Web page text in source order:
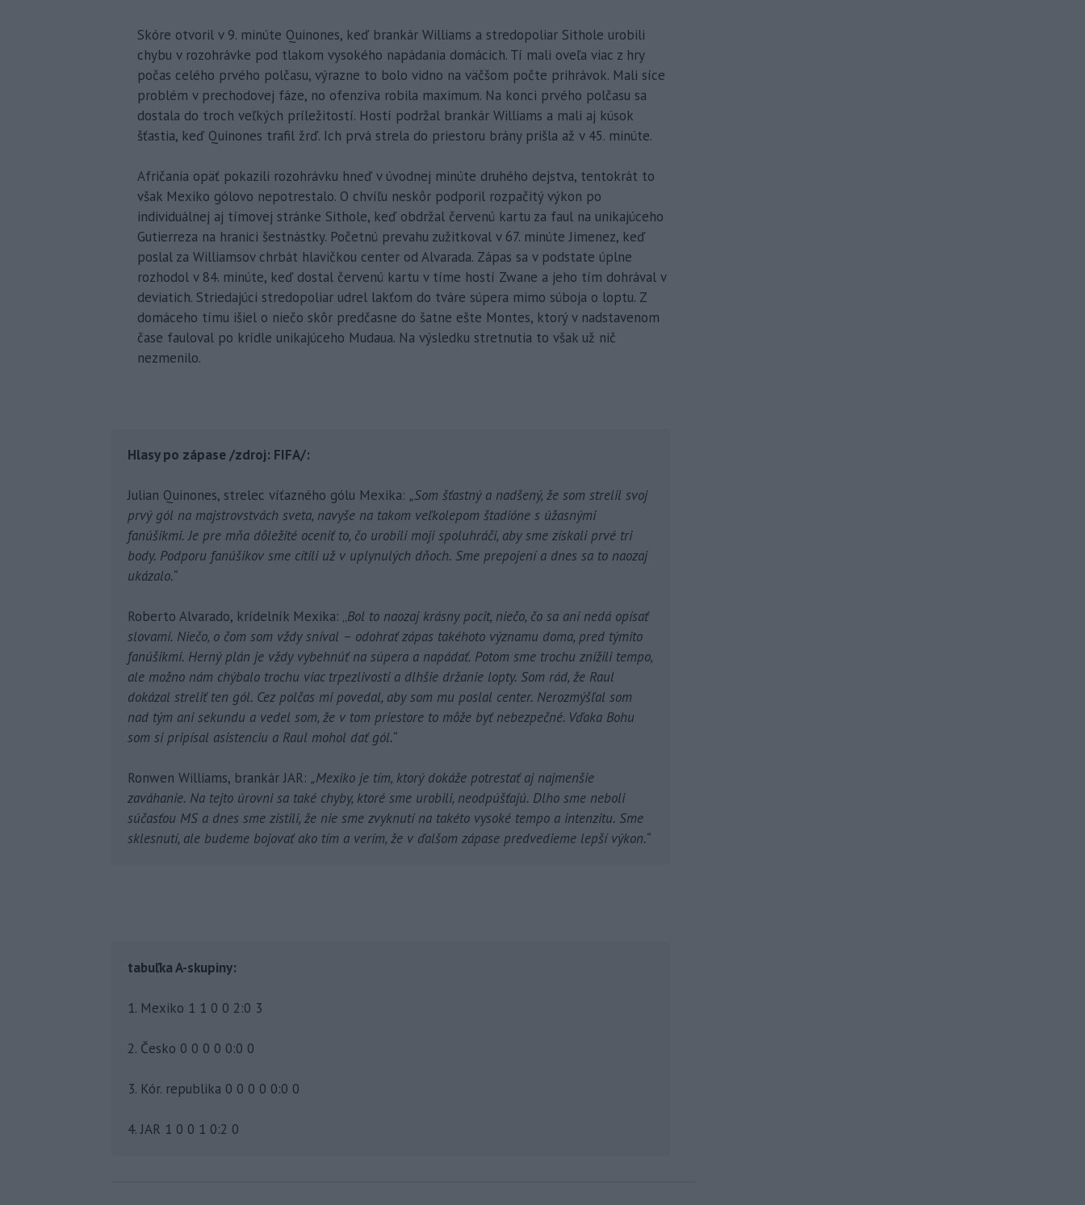
Skóre otvoril v 9. minúte Quinones, keď brankár Williams a stredopoliar Sithole urobili
chybu v rozohrávke pod tlakom vysokého napádania domácich. Tí mali oveľa viac z hry
počas celého prvého polčasu, výrazne to bolo vidno na väčšom počte prihrávok. Mali síce
problém v prechodovej fáze, no ofenzíva robila maximum. Na konci prvého polčasu sa
dostala do troch veľkých príležitostí. Hostí podržal brankár Williams a mali aj kúsok
šťastia, keď Quinones trafil žrď. Ich prvá strela do priestoru brány prišla až v 45. minúte.
Afričania opäť pokazili rozohrávku hneď v úvodnej minúte druhého dejstva, tentokrát to
však Mexiko gólovo nepotrestalo. O chvíľu neskôr podporil rozpačitý výkon po
individuálnej aj tímovej stránke Sithole, keď obdržal červenú kartu za faul na unikajúceho
Gutierreza na hranici šestnástky. Početnú prevahu zužitkoval v 67. minúte Jimenez, keď
poslal za Williamsov chrbát hlavičkou center od Alvarada. Zápas sa v podstate úplne
rozhodol v 84. minúte, keď dostal červenú kartu v tíme hostí Zwane a jeho tím dohrával v
deviatich. Striedajúci stredopoliar udrel lakťom do tváre súpera mimo súboja o loptu. Z
domáceho tímu išiel o niečo skôr predčasne do šatne ešte Montes, ktorý v nadstavenom
čase fauloval po krídle unikajúceho Mudaua. Na výsledku stretnutia to však už nič
nezmenilo.
Hlasy po zápase /zdroj: FIFA/:
Julian Quinones, strelec víťazného gólu Mexika: „Som šťastný a nadšený, že som strelil svoj
prvý gól na majstrovstvách sveta, navyše na takom veľkolepom štadióne s úžasnými
fanúšikmi. Je pre mňa dôležité oceniť to, čo urobili moji spoluhráči, aby sme získali prvé tri
body. Podporu fanúšikov sme cítili už v uplynulých dňoch. Sme prepojení a dnes sa to naozaj
ukázalo.“
Roberto Alvarado, krídelník Mexika: „Bol to naozaj krásny pocit, niečo, čo sa ani nedá opísať
slovami. Niečo, o čom som vždy sníval – odohrať zápas takéhoto významu doma, pred týmito
fanúšikmi. Herný plán je vždy vybehnúť na súpera a napádať. Potom sme trochu znížili tempo,
ale možno nám chýbalo trochu viac trpezlivosti a dlhšie držanie lopty. Som rád, že Raul
dokázal streliť ten gól. Cez polčas mi povedal, aby som mu poslal center. Nerozmýšľal som
nad tým ani sekundu a vedel som, že v tom priestore to môže byť nebezpečné. Vďaka Bohu
som si pripísal asistenciu a Raul mohol dať gól.“
Ronwen Williams, brankár JAR: „Mexiko je tím, ktorý dokáže potrestať aj najmenšie
zaváhanie. Na tejto úrovni sa také chyby, ktoré sme urobili, neodpúšťajú. Dlho sme neboli
súčasťou MS a dnes sme zistili, že nie sme zvyknutí na takéto vysoké tempo a intenzitu. Sme
sklesnutí, ale budeme bojovať ako tím a verím, že v ďalšom zápase predvedieme lepší výkon.“
tabuľka A-skupiny:
1. Mexiko 1 1 0 0 2:0 3
2. Česko 0 0 0 0 0:0 0
3. Kór. republika 0 0 0 0 0:0 0
4. JAR 1 0 0 1 0:2 0